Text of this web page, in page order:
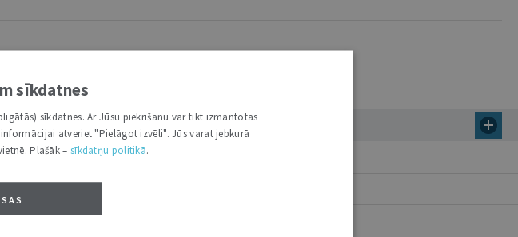
sīkdatnes
sīkdatnes. Ar Jūsu piekrišanu var tikt izmantotas
atveriet "Pielāgot izvēli". Jūs varat jebkurā
Plašāk – sīkdatņu politikā.